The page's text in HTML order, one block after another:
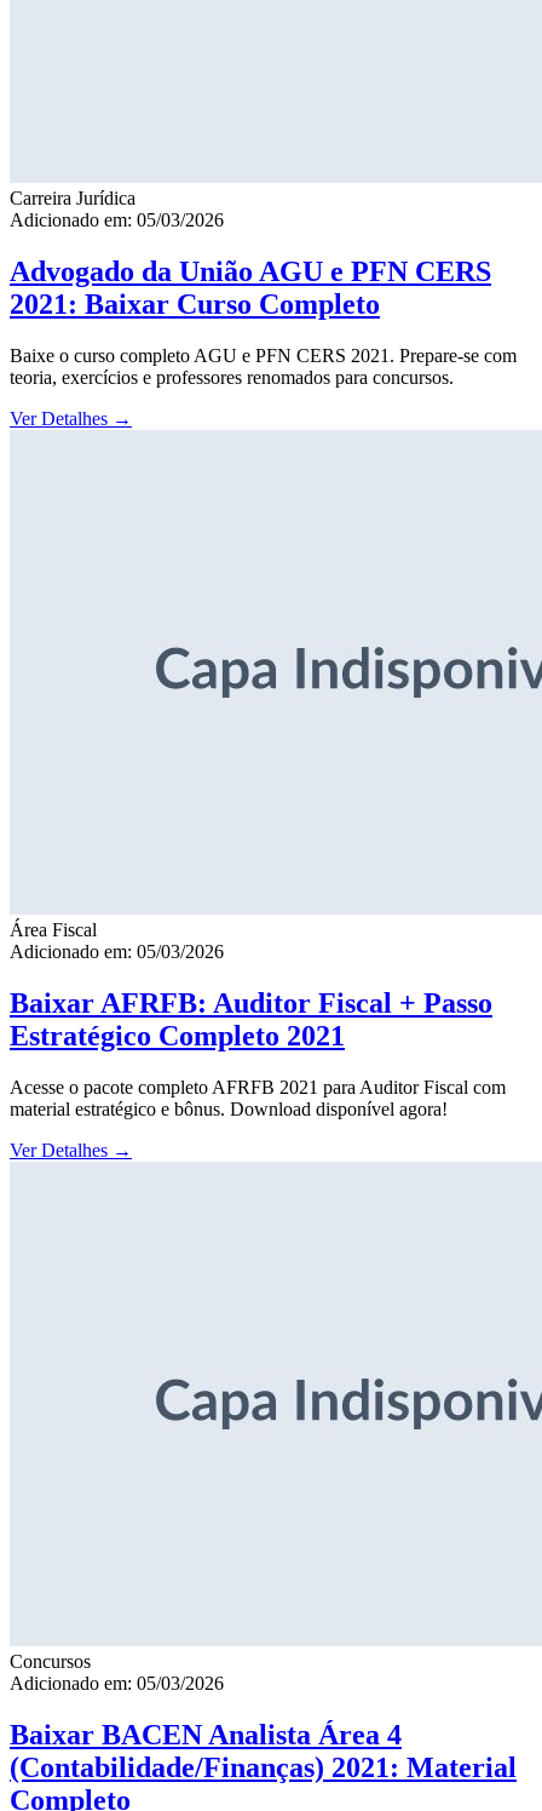
Carreira Jurídica
Adicionado em: 05/03/2026
Advogado da União AGU e PFN CERS
2021: Baixar Curso Completo
Baixe o curso completo AGU e PFN CERS 2021. Prepare-se com
teoria, exercícios e professores renomados para concursos.
Ver Detalhes →
Área Fiscal
Adicionado em: 05/03/2026
Baixar AFRFB: Auditor Fiscal + Passo
Estratégico Completo 2021
Acesse o pacote completo AFRFB 2021 para Auditor Fiscal com
material estratégico e bônus. Download disponível agora!
Ver Detalhes →
Concursos
Adicionado em: 05/03/2026
Baixar BACEN Analista Área 4
(Contabilidade/Finanças) 2021: Material
Completo